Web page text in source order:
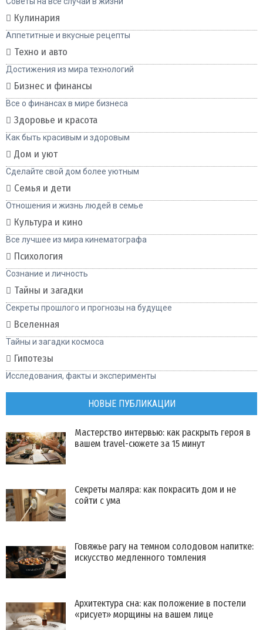
Кулинария
Аппетитные и вкусные рецепты
Техно и авто
Достижения из мира технологий
Бизнес и финансы
Все о финансах в мире бизнеса
Здоровье и красота
Как быть красивым и здоровым
Дом и уют
Сделайте свой дом более уютным
Семья и дети
Отношения и жизнь людей в семье
Культура и кино
Все лучшее из мира кинематографа
Психология
Сознание и личность
Тайны и загадки
Секреты прошлого и прогнозы на будущее
Вселенная
Тайны и загадки космоса
Гипотезы
Исследования, факты и эксперименты
НОВЫЕ ПУБЛИКАЦИИ
Мастерство интервью: как раскрыть героя в
вашем travel-сюжете за 15 минут
Секреты маляра: как покрасить дом и не
сойти с ума
Говяжье рагу на темном солодовом напитке:
искусство медленного томления
Архитектура сна: как положение в постели
«рисует» морщины на вашем лице